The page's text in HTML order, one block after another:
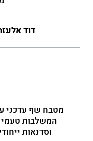
דוד אלעזר 27, שרונה, תל
וסדנאות